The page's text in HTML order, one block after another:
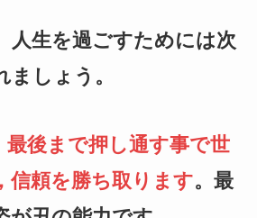
人生を過ごすためには次
ましょう。
最後まで押し通す事で世
信頼を勝ち取ります。最